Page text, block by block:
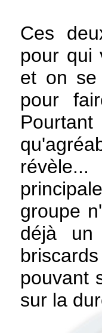
Ces
pour qui
et on se
pour
groupe
déjà
pouvant
sur la